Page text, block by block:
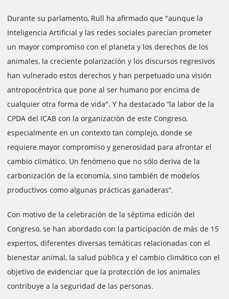
Durante su parlamento, Rull ha afirmado que "aunque la
Inteligencia Artificial y las redes sociales parecían prometer
un mayor compromiso con el planeta y los derechos de los
animales, la creciente polarización y los discursos regresivos
han vulnerado estos derechos y han perpetuado una visión
antropocéntrica que pone al ser humano por encima de
cualquier otra forma de vida". Y ha destacado “la labor de la
CPDA del ICAB con la organización de este Congreso,
especialmente en un contexto tan complejo, donde se
requiere mayor compromiso y generosidad para afrontar el
cambio climático. Un fenómeno que no sólo deriva de la
carbonización de la economía, sino también de modelos
productivos como algunas prácticas ganaderas”.
Con motivo de la celebración de la séptima edición del
Congreso, se han abordado con la participación de más de 15
expertos, diferentes diversas temáticas relacionadas con el
bienestar animal, la salud pública y el cambio climático con el
objetivo de evidenciar que la protección de los animales
contribuye a la seguridad de las personas.